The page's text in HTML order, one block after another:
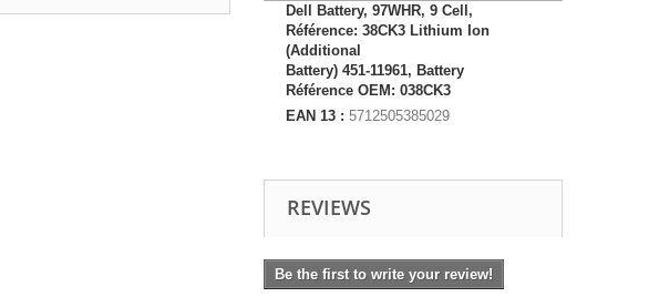
Dell Battery, 97WHR, 9 Cell,
Référence: 38CK3 Lithium Ion
(Additional
Battery) 451-11961, Battery
Référence OEM: 038CK3
EAN 13 : 5712505385029
REVIEWS
Be the first to write your review!